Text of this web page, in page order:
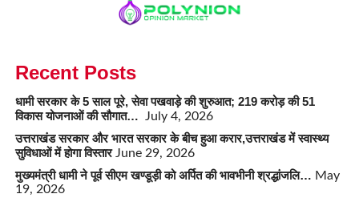
Recent Posts
धामी सरकार के 5 साल पूरे, सेवा पखवाड़े की शुरुआत; 219 करोड़ की 51
विकास योजनाओं की सौगात…
July 4, 2026
उत्तराखंड सरकार और भारत सरकार के बीच हुआ करार,उत्तराखंड में स्वास्थ्य
सुविधाओं में होगा विस्तार June 29, 2026
मुख्यमंत्री धामी ने पूर्व सीएम खण्डूड़ी को अर्पित की भावभीनी श्रद्धांजलि… May
19, 2026